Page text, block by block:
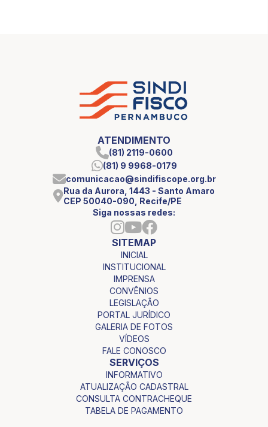
ATENDIMENTO
(81) 2119-0600
(81) 9 9968-0179
comunicacao@sindifiscope.org.br
Rua da Aurora, 1443 - Santo Amaro
CEP 50040-090, Recife/PE
Siga nossas redes:
SITEMAP
INICIAL
INSTITUCIONAL
IMPRENSA
CONVÊNIOS
LEGISLAÇÃO
PORTAL JURÍDICO
GALERIA DE FOTOS
VÍDEOS
FALE CONOSCO
SERVIÇOS
INFORMATIVO
ATUALIZAÇÃO CADASTRAL
CONSULTA CONTRACHEQUE
TABELA DE PAGAMENTO